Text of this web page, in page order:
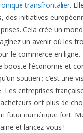
transfrontalier.
des initiatives
Cela crée un
un avenir où les
le commerce en ligne.
booste l’économie et
soutien ; c’est une
Les entreprises
ont plus de
futur numérique fort.
et lancez-vous !